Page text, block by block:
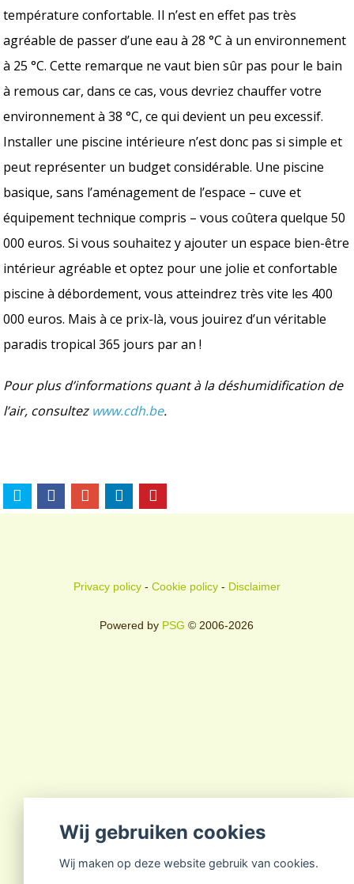
température confortable. Il n’est en effet pas très
agréable de passer d’une eau à 28 °C à un environnement
à 25 °C. Cette remarque ne vaut bien sûr pas pour le bain
à remous car, dans ce cas, vous devriez chauffer votre
environnement à 38 °C, ce qui devient un peu excessif.
Installer une piscine intérieure n’est donc pas si simple et
peut représenter un budget considérable. Une piscine
basique, sans l’aménagement de l’espace – cuve et
équipement technique compris – vous coûtera quelque 50
000 euros. Si vous souhaitez y ajouter un espace bien-être
intérieur agréable et optez pour une jolie et confortable
piscine à débordement, vous atteindrez très vite les 400
000 euros. Mais à ce prix-là, vous jouirez d’un véritable
paradis tropical 365 jours par an !
Pour plus d’informations quant à la déshumidification de
l’air, consultez www.cdh.be.
Privacy policy- Cookie policy- Disclaimer
Powered by PSG © 2006-2026
Wij gebruiken cookies
Wij maken op deze website gebruik van cookies.